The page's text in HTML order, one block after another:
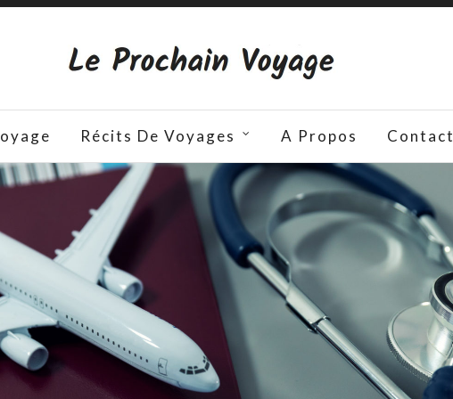
Récits De Voyages A Propos Contact